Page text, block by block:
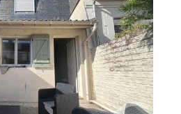
€